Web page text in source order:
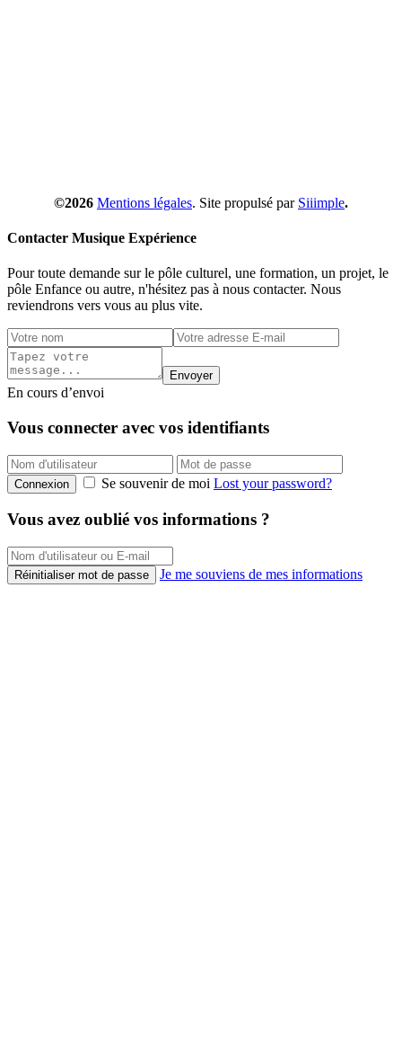
©2026 Mentions légales. Site propulsé par Siiimple.
Contacter Musique Expérience
Pour toute demande sur le pôle culturel, une formation, un projet, le
pôle Enfance ou autre, n'hésitez pas à nous contacter. Nous
reviendrons vers vous au plus vite.
Envoyer
En cours d’envoi
Vous connecter avec vos identifiants
Connexion Se souvenir de moi Lost your password?
Vous avez oublié vos informations ?
Réinitialiser mot de passe Je me souviens de mes informations